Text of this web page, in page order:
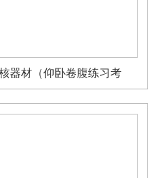
器材（仰卧卷腹练习考